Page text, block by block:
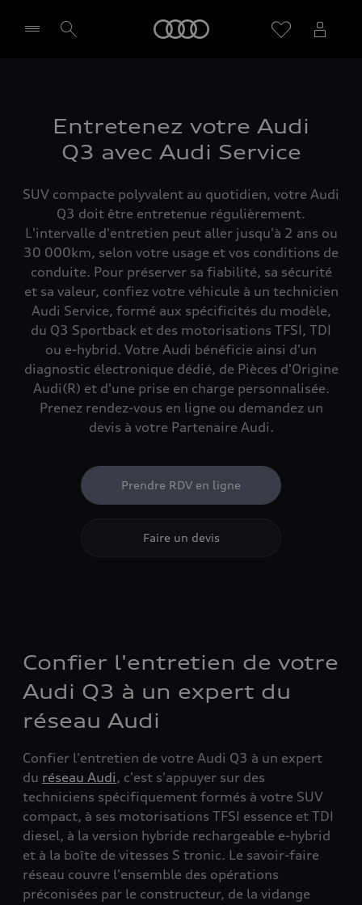
Entretenez votre Audi
Q3 avec Audi Service
SUV compacte polyvalent au quotidien, votre Audi
Q3 doit être entretenue régulièrement.
L'intervalle d'entretien peut aller jusqu'à 2 ans ou
30 000km, selon votre usage et vos conditions de
conduite. Pour préserver sa fiabilité, sa sécurité
et sa valeur, confiez votre véhicule à un technicien
Audi Service, formé aux spécificités du modèle,
du Q3 Sportback et des motorisations TFSI, TDI
ou e-hybrid. Votre Audi bénéficie ainsi d'un
diagnostic électronique dédié, de Pièces d'Origine
Audi(R) et d'une prise en charge personnalisée.
Prenez rendez-vous en ligne ou demandez un
devis à votre Partenaire Audi.
Prendre RDV en ligne
Faire un devis
Confier l'entretien de votre
Audi Q3 à un expert du
réseau Audi
Confier l'entretien de votre Audi Q3 à un expert
du réseau Audi , c'est s'appuyer sur des
techniciens spécifiquement formés à votre SUV
compact, à ses motorisations TFSI essence et TDI
diesel, à la version hybride rechargeable e-hybrid
et à la boîte de vitesses S tronic. Le savoir-faire
réseau couvre l'ensemble des opérations
préconisées par le constructeur, de la vidange